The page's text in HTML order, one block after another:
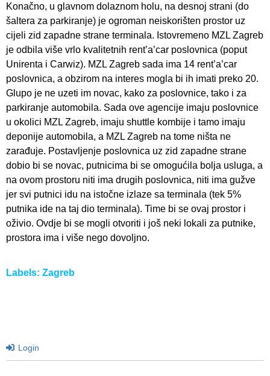
Konačno, u glavnom dolaznom holu, na desnoj strani (do
šaltera za parkiranje) je ogroman neiskorišten prostor uz
cijeli zid zapadne strane terminala. Istovremeno MZL Zagreb
je odbila više vrlo kvalitetnih rent’a’car poslovnica (poput
Unirenta i Carwiz). MZL Zagreb sada ima 14 rent’a’car
poslovnica, a obzirom na interes mogla bi ih imati preko 20.
Glupo je ne uzeti im novac, kako za poslovnice, tako i za
parkiranje automobila. Sada ove agencije imaju poslovnice
u okolici MZL Zagreb, imaju shuttle kombije i tamo imaju
deponije automobila, a MZL Zagreb na tome ništa ne
zarađuje. Postavljenje poslovnica uz zid zapadne strane
dobio bi se novac, putnicima bi se omogućila bolja usluga, a
na ovom prostoru niti ima drugih poslovnica, niti ima gužve
jer svi putnici idu na istočne izlaze sa terminala (tek 5%
putnika ide na taj dio terminala). Time bi se ovaj prostor i
oživio. Ovdje bi se mogli otvoriti i još neki lokali za putnike,
prostora ima i više nego dovoljno.
Labels: Zagreb
Login